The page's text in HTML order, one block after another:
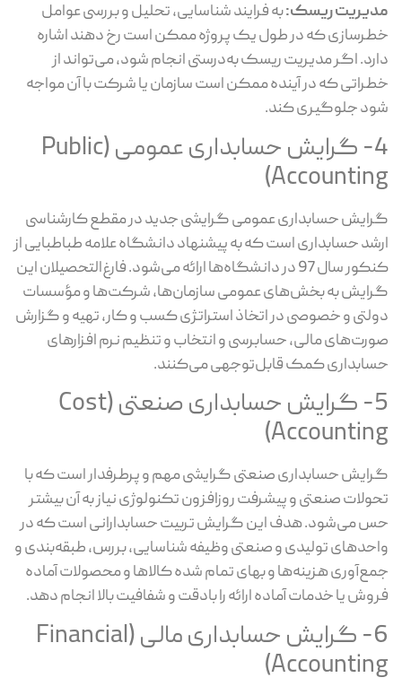
مدیریت ریسک:به فرایند شناسایی، تحلیل و بررسی عوامل
خطرسازی که در طول یک پروژه ممکن است رخ دهند اشاره
دارد. اگر مدیریت ریسک به‌درستی انجام شود، می‌تواند از
خطراتی که در آینده ممکن است سازمان یا شرکت با آن مواجه
شود جلوگیری کند.
4- گرایش حسابداری عمومی (Public
Accounting)
گرایش حسابداری عمومی گرایشی جدید در مقطع کارشناسی
ارشد حسابداری است که به پیشنهاد دانشگاه علامه طباطبایی از
کنکور سال 97 در دانشگاه‌ها ارائه می‌شود. فارغ‌التحصیلان این
گرایش به بخش‌های عمومی سازمان‌ها، شرکت‌ها و مؤسسات
دولتی و خصوصی در اتخاذ استراتژی کسب و کار، تهیه و گزارش
صورت‌های مالی، حسابرسی و انتخاب و تنظیم نرم افزارهای
حسابداری کمک قابل‌توجهی می‌کنند.
5- گرایش حسابداری صنعتی (Cost
Accounting)
گرایش حسابداری صنعتی گرایشی مهم و پرطرفدار است که با
تحولات صنعتی و پیشرفت روزافزون تکنولوژی نیاز به آن بیشتر
حس می‌شود. هدف این گرایش تربیت حسابدارانی است که در
واحدهای تولیدی و صنعتی وظیفه شناسایی، بررس، طبقه‌بندی و
جمع‌آوری هزینه‌ها و بهای تمام شده کالاها و محصولات آماده
فروش یا خدمات آماده ارائه را بادقت و شفافیت بالا انجام دهد.
6- گرایش حسابداری مالی (Financial
Accounting)